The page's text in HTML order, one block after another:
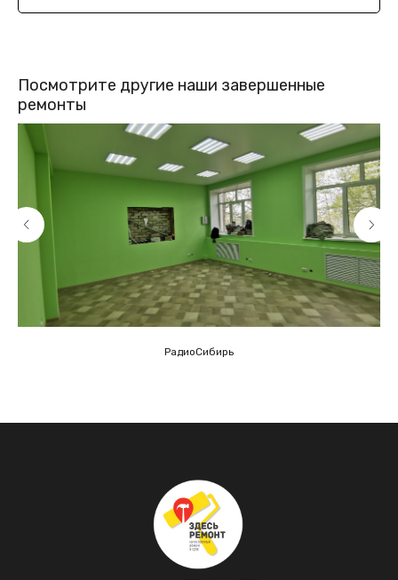
Посмотрите другие наши завершенные
ремонты
РадиоСибирь